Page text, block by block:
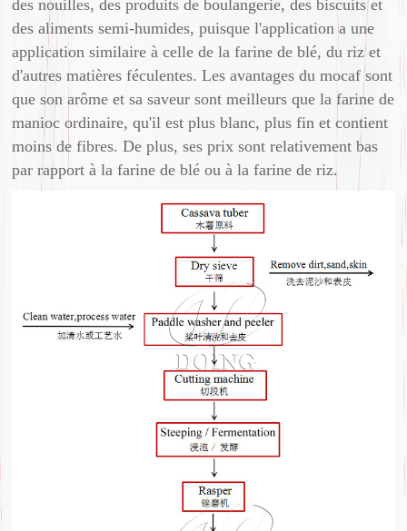
des nouilles, des produits de boulangerie, des biscuits et
des aliments semi-humides, puisque l'application a une
application similaire à celle de la farine de blé, du riz et
d'autres matières féculentes. Les avantages du mocaf sont
que son arôme et sa saveur sont meilleurs que la farine de
manioc ordinaire, qu'il est plus blanc, plus fin et contient
moins de fibres. De plus, ses prix sont relativement bas
par rapport à la farine de blé ou à la farine de riz.